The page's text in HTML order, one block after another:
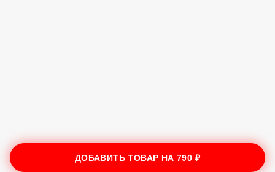
ДОБАВИТЬ ТОВАР НА790 ₽